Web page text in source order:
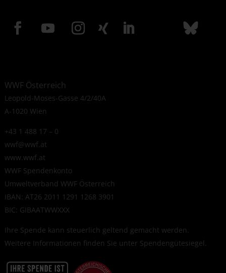
WWF Österreich
Leopold-Moses-Gasse 4/2/40A
A-1020 Wien
+43 1 488 17 – 0
wwf@wwf.at
www.wwf.at
WWF Spendenkonto
Umweltverband WWF Österreich
IBAN: AT26 2011 1291 1268 3901
BIC: GIBAATWWXXX
Ihre Spende kann steuerlich geltend gemacht werden.
Weitere Informationen finden Sie unter Spendengütesiegel.